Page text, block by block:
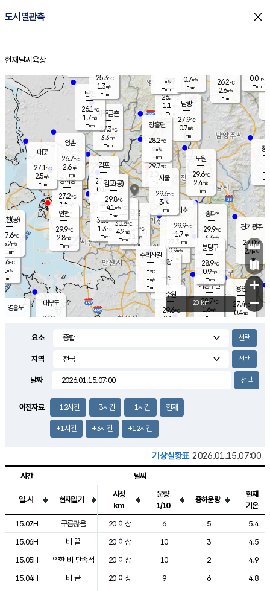
도시별관측 close
홈
현재날씨 육상
의도
℃
m/s
mm
영흥도
양주
26.7℃
1.1
-mm
과천
27.3℃
0.9m/s
- mm
용인
27.4℃
0.4m/s
경기광주
27.0℃
2.4m/s
-mm
1.3m/s
대부도
27.0
경서동
27.2℃
1.5 m/s
-mm
파주금촌
27.3℃
3.3m/s
-mm
26.2℃
2.6m/s
-mm
대곶
27.1℃
2.5m/s
-mm
창
-
-m/
-
탄현
26.1℃
1.7m/s
-mm
0.0m/s
-mm
의왕
- ℃
m/s
mm
김포
27.4℃
0.1 m/s
mm
광명
30.9 ℃
2.1 m/s
-mm
부천
30.6℃
1.3m/s
-mm
양촌
26.7℃
2.6m/s
-mm
구로
30.8℃
4.2m/s
-mm
은평
29.7℃
2.0 m/s
- mm
노원
29.6℃
2.4m/s
-mm
송파*
29.9℃
3.3m/s
-mm
서초
29.9℃
1.7m/s
-mm
남방
27.9℃
0.7m/s
-mm
기흥구갈
28.7℃
1.6m/s
-
수리산길
-℃
-m/s
-mm
분당구
28.9℃
0.9m/s
-mm
장흥면
28.2℃
-m/s
-mm
-m/s
-mm
인천(공)
27.6℃
6.2m/s
-mm
김포(공)
29.8℃
4.1 m/s
-mm
수원
29.6℃
2.1 m/s
인천
29.9℃
2.8m/s
-mm
서울
29.6℃
3m/s
-mm
25.3℃
1.3m/s
-mm
0.7m/s
-mm
+
−
20 km
요소
지역
날짜
이전자료 -12시간 -3시간 -1시간 현재
+1시간 +3시간 +12시간
기상실황표 2026.01.15.07:00
도시별 기상실황표로 지점, 날씨, 기온, 강수, 바람, 기압등을 안내한 표입
시간 날씨
일.시 현재일기
시정
km
운량
1/10
중하운량
현재
기온
15.07H
구름많음 20 이상 6 5
5.4
15.06H
비 끝 20 이상 10 3
4.5
15.05H
약한 비 단속적 20 이상 10 2
4.9
15.04H
비 끝 20 이상 9 6
4.8